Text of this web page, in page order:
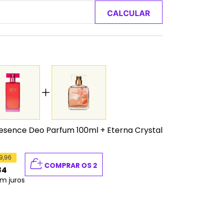
CALCULAR
Deo Parfum 100ml + Eterna Crystal
juros
COMPRAR OS 2